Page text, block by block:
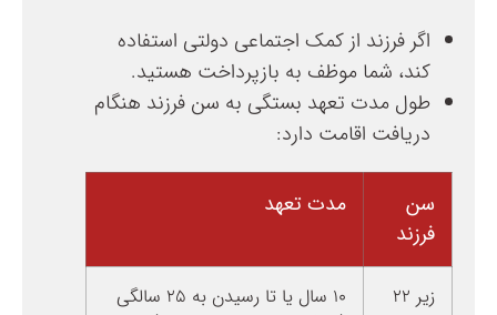
اگر فرزند از کمک اجتماعی دولتی استفاده
کند، شما موظف به بازپرداخت هستید.
طول مدت تعهد بستگی به سن فرزند هنگام
دریافت اقامت دارد:
سن
فرزند
مدت تعهد
زیر ۲۲
۱۰ سال یا تا رسیدن به ۲۵ سالگی